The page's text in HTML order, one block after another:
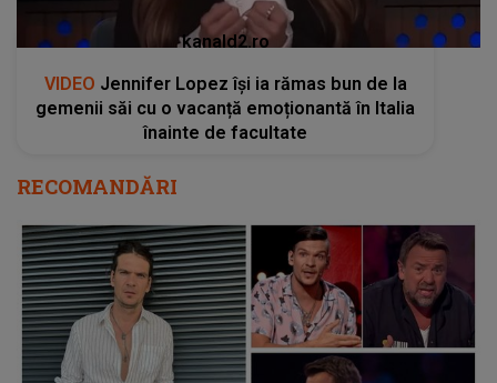
kanald2.ro
VIDEO Jennifer Lopez își ia rămas bun de la
gemenii săi cu o vacanță emoționantă în Italia
înainte de facultate
RECOMANDĂRI